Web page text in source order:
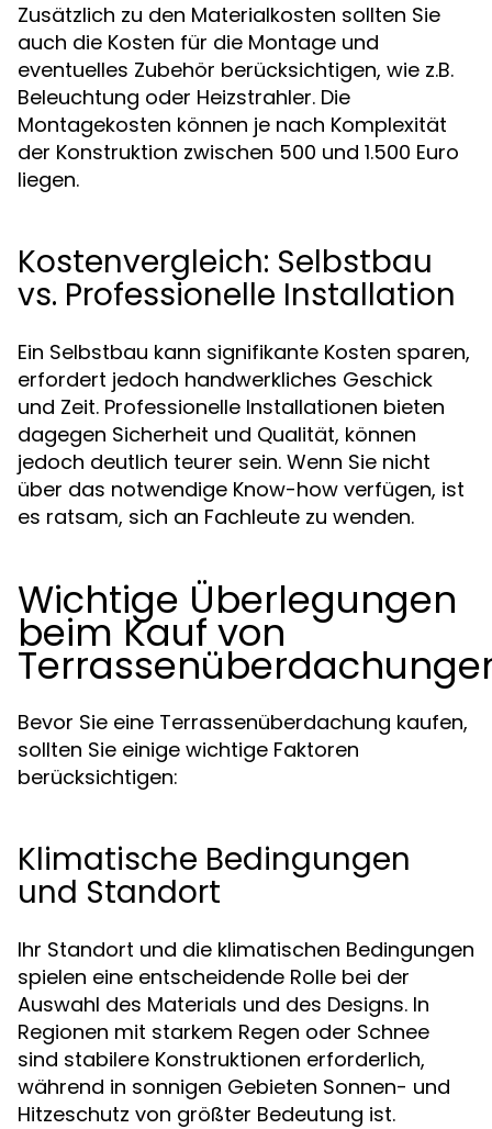
Zusätzlich zu den Materialkosten sollten Sie
auch die Kosten für die Montage und
eventuelles Zubehör berücksichtigen, wie z.B.
Beleuchtung oder Heizstrahler. Die
Montagekosten können je nach Komplexität
der Konstruktion zwischen 500 und 1.500 Euro
liegen.
Kostenvergleich: Selbstbau
vs. Professionelle Installation
Ein Selbstbau kann signifikante Kosten sparen,
erfordert jedoch handwerkliches Geschick
und Zeit. Professionelle Installationen bieten
dagegen Sicherheit und Qualität, können
jedoch deutlich teurer sein. Wenn Sie nicht
über das notwendige Know-how verfügen, ist
es ratsam, sich an Fachleute zu wenden.
Wichtige Überlegungen
beim Kauf von
Bevor Sie eine Terrassenüberdachung kaufen,
sollten Sie einige wichtige Faktoren
berücksichtigen:
Klimatische Bedingungen
und Standort
Ihr Standort und die klimatischen Bedingungen
spielen eine entscheidende Rolle bei der
Auswahl des Materials und des Designs. In
Regionen mit starkem Regen oder Schnee
sind stabilere Konstruktionen erforderlich,
während in sonnigen Gebieten Sonnen- und
Hitzeschutz von größter Bedeutung ist.